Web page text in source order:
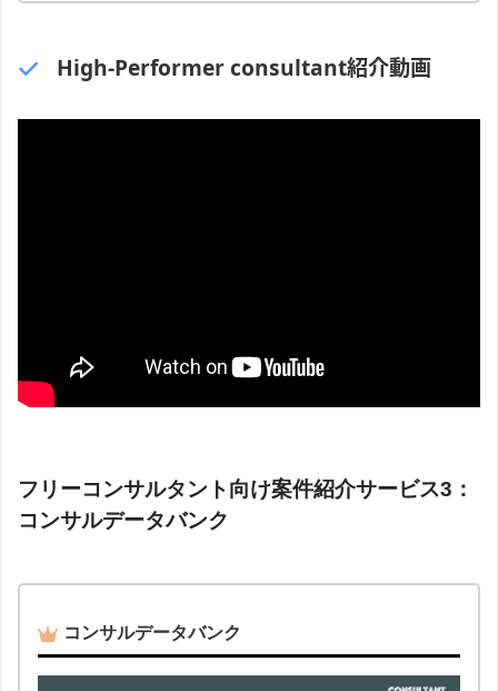
High-Performer consultant紹介動画
フリーコンサルタント向け案件紹介サービス3：
コンサルデータバンク
コンサルデータバンク